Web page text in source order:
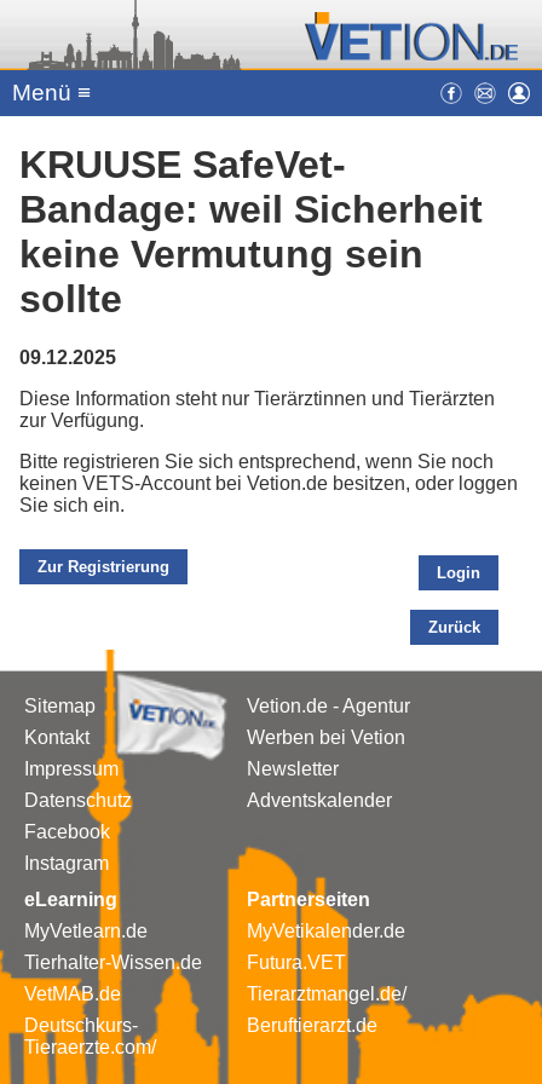
Menü ≡
KRUUSE SafeVet-
Bandage: weil Sicherheit
keine Vermutung sein
sollte
09.12.2025
Diese Information steht nur Tierärztinnen und Tierärzten
zur Verfügung.
Bitte registrieren Sie sich entsprechend, wenn Sie noch
keinen VETS-Account bei Vetion.de besitzen, oder loggen
Sie sich ein.
Zur Registrierung Login
Zurück
Sitemap
Kontakt
Impressum
Datenschutz
Facebook
Instagram
Vetion.de - Agentur
Werben bei Vetion
Newsletter
Adventskalender
eLearning
MyVetlearn.de
Tierhalter-Wissen.de
VetMAB.de
Deutschkurs-
Tieraerzte.com/
Partnerseiten
MyVetikalender.de
Futura.VET
Tierarztmangel.de/
Beruftierarzt.de